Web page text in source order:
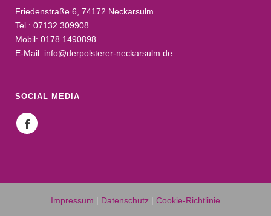
Friedenstraße 6, 74172 Neckarsulm
Tel.: 07132 309908
Mobil: 0178 1490898
E-Mail: info@derpolsterer-neckarsulm.de
SOCIAL MEDIA
Impressum | Datenschutz | Cookie-Richtlinie